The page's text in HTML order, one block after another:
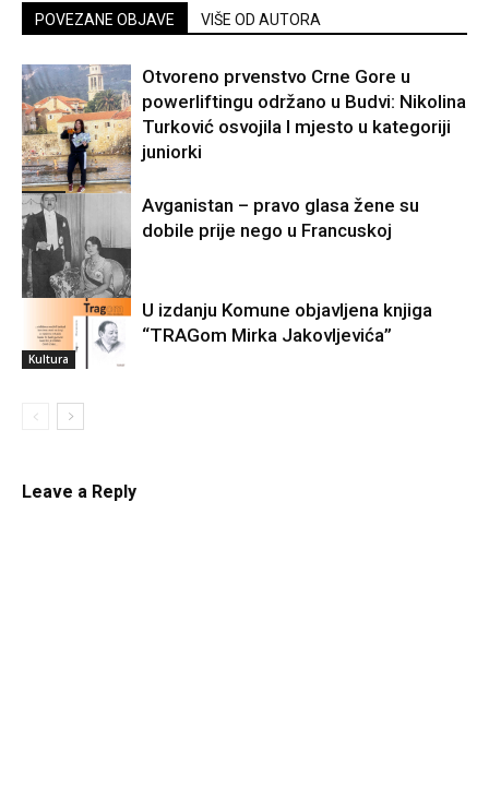
POVEZANE OBJAVE VIŠE OD AUTORA
Sport
Otvoreno prvenstvo Crne Gore u
powerliftingu održano u Budvi: Nikolina
Turković osvojila I mjesto u kategoriji
juniorki
Avganistan – pravo glasa žene su
dobile prije nego u Francuskoj
Kultura
U izdanju Komune objavljena knjiga
“TRAGom Mirka Jakovljevića”
Leave a Reply